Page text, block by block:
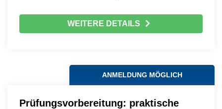
WEITERE DETAILS
ANMELDUNG MÖGLICH
Prüfungsvorbereitung: praktische